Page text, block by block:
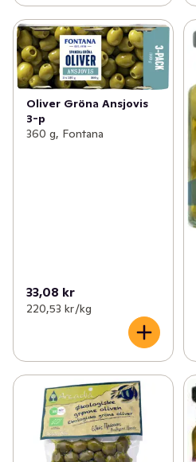
Oliver Gröna Ansjovis
3-p
360 g, Fontana
33,08 kr
220,53 kr /kg